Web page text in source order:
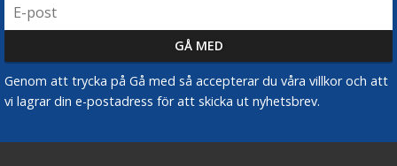
Genom att trycka på Gå med så accepterar du våra villkor och att
vi lagrar din e-postadress för att skicka ut nyhetsbrev.